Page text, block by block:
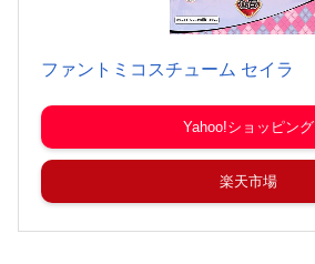
ファントミコスチューム セイラ
Yahoo!ショッピング
楽天市場